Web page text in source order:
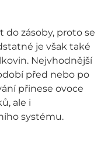
do zásoby, proto se
je však také
Nejvhodnější
před nebo po
přinese ovoce
ale i
systému.